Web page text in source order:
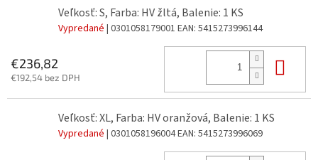
Veľkosť: S, Farba: HV žltá, Balenie: 1 KS
Vypredané | 0301058179001 EAN: 5415273996144
€236,82
€192,54 bez DPH
Veľkosť: XL, Farba: HV oranžová, Balenie: 1 KS
Vypredané | 0301058196004EAN: 5415273996069